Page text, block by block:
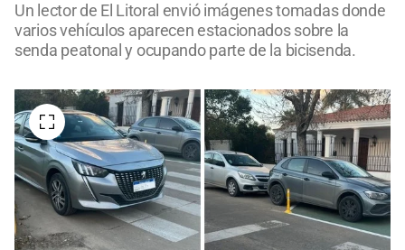
Un lector de El Litoral envió imágenes tomadas donde
varios vehículos aparecen estacionados sobre la
senda peatonal y ocupando parte de la bicisenda.